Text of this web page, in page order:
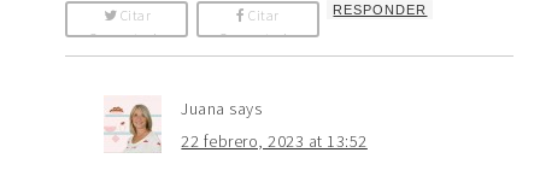
Citar
Comentario
Citar
Comentario
RESPONDER
Juana says
22 febrero, 2023 at 13:52